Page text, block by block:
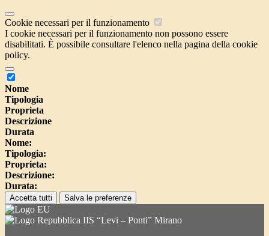
Cookie necessari per il funzionamento
I cookie necessari per il funzionamento non possono essere
disabilitati. È possibile consultare l'elenco nella pagina della cookie
policy.
Nome
Tipologia
Proprieta
Descrizione
Durata
Nome:
Tipologia:
Proprieta:
Descrizione:
Durata:
Accetta tutti Salva le preferenze
IIS “Levi – Ponti” Mirano